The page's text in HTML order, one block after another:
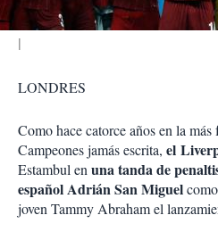
LONDRES
Como hace catorce años en la
Campeones jamás escrita, el
Estambul en una tanda de
español Adrián San Miguel
joven Tammy Abraham el